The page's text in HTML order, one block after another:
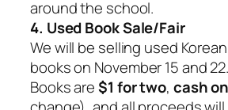
around the school.
4. Used Book Sale/Fair
We will be selling used
books on November 15 and 22.
Books are$1 for two, cash